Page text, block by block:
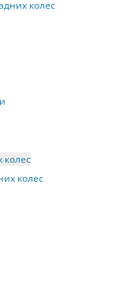
колес
колес